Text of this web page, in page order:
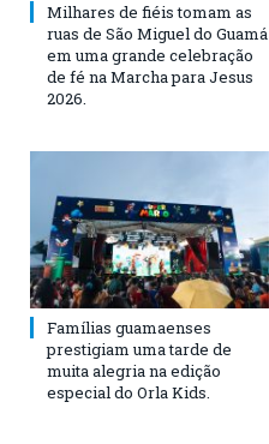
Milhares de fiéis tomam as
ruas de São Miguel do Guamá
em uma grande celebração
de fé na Marcha para Jesus
2026.
Famílias guamaenses
prestigiam uma tarde de
muita alegria na edição
especial do Orla Kids.